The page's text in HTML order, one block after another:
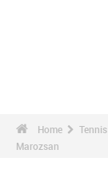
Home Tennis
Marozsan